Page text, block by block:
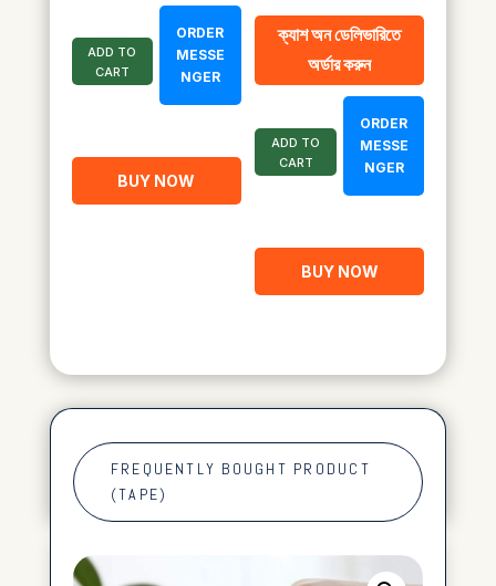
ADD TO
CART
ORDER
MESSE
NGER
BUY NOW
price
was:
৳ 1,900.00.
price
ক্যাশ অন ডেলিভারিতে
অর্ডার করুন
ADD TO
CART
ORDER
MESSE
NGER
BUY NOW
FREQUENTLY BOUGHT PRODUCT
(TAPE)